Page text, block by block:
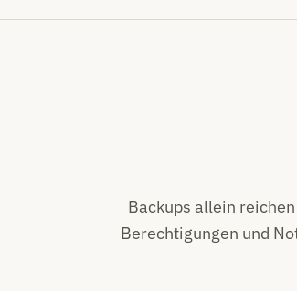
Backups allein
Berechtigungen und